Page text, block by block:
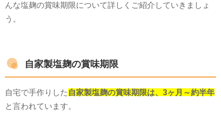
んな塩麹の賞味期限について詳しくご紹介していきましょ
う。
自家製塩麹の賞味期限
自宅で手作りした 自家製塩麹の賞味期限は、3ヶ月～約半年
と言われています。